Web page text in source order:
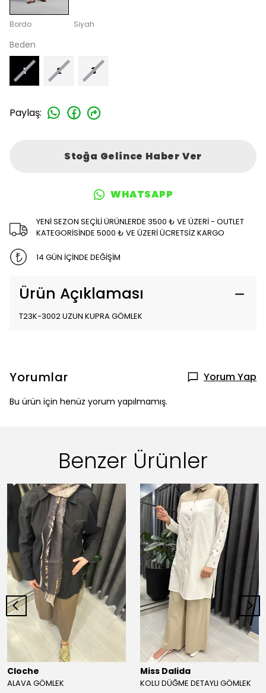
Bordo Siyah
Beden
1 2 3
Paylaş:
Stoğa Gelince Haber Ver
WHATSAPP
YENİ SEZON SEÇİLİ ÜRÜNLERDE 3500 ₺ VE ÜZERİ - OUTLET
KATEGORİSİNDE 5000 ₺ VE ÜZERİ ÜCRETSİZ KARGO
14 GÜN İÇİNDE DEĞİŞİM
Ürün Açıklaması
T23K-3002 UZUN KUPRA GÖMLEK
Yorumlar Yorum Yap
Bu ürün için henüz yorum yapılmamış.
Benzer Ürünler
Cloche
ALAVA GÖMLEK
Miss Dalida
KOLU DÜĞME DETAYLI GÖMLEK